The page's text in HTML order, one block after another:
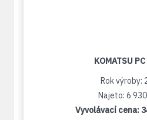
KOMATSU
Rok výroby:
Najeto: 6
Vyvolávací cena: